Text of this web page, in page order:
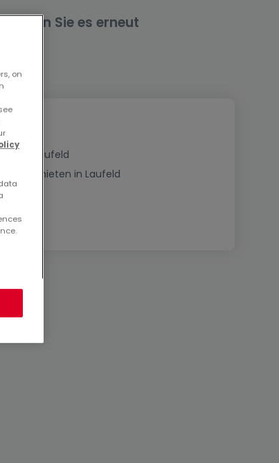
Sie es erneut
in Laufeld
bauen mieten in Laufeld
on